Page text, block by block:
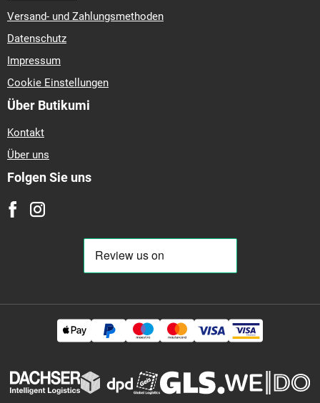
Versand- und Zahlungsmethoden
Datenschutz
Impressum
Cookie Einstellungen
Über Butikumi
Kontakt
Über uns
Folgen Sie uns